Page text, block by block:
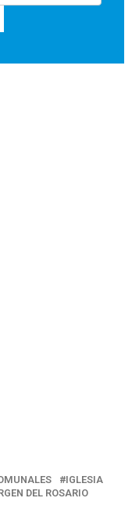
IGLESIA
DEL ROSARIO